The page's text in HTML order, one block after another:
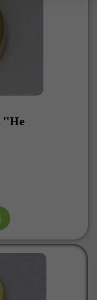
"Не